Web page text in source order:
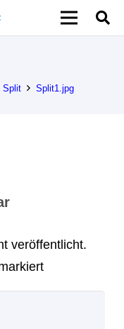
Split Split1.jpg
veröffentlicht.